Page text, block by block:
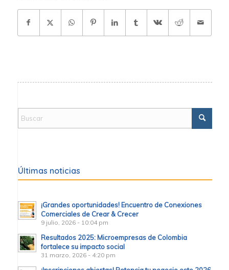
Últimas noticias
¡Grandes oportunidades! Encuentro de Conexiones
Comerciales de Crear & Crecer
9 julio, 2026 - 10:04 pm
Resultados 2025: Microempresas de Colombia
fortalece su impacto social
31 marzo, 2026 - 4:20 pm